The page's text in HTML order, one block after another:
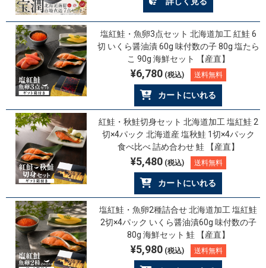
塩紅鮭・魚卵3点セット 北海道加工 紅鮭 6
切 いくら醤油漬 60g 味付数の子 80g 塩たら
こ 90g 海鮮セット 【産直】
¥6,780(税込) 送料無料
カートにいれる
紅鮭・秋鮭切身セット 北海道加工 塩紅鮭 2
切×4パック 北海道産 塩秋鮭 1切×4パック
食べ比べ 詰め合わせ 鮭 【産直】
¥5,480(税込) 送料無料
カートにいれる
塩紅鮭・魚卵2種詰合せ 北海道加工 塩紅鮭
2切×4パック いくら醤油漬60g 味付数の子
80g 海鮮セット 鮭 【産直】
¥5,980(税込) 送料無料